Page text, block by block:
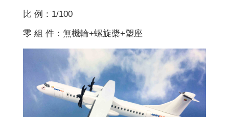
比 例：1/100
零 組 件：無機輪+螺旋槳+塑座